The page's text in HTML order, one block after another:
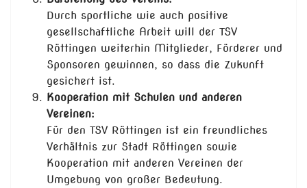
Durch sportliche wie auch positive
gesellschaftliche Arbeit will der TSV
Röttingen weiterhin Mitglieder, Förderer und
Sponsoren gewinnen, so dass die Zukunft
gesichert ist.
Kooperation mit Schulen und anderen
Vereinen:
Für den TSV Röttingen ist ein freundliches
Verhältnis zur Stadt Röttingen sowie
Kooperation mit anderen Vereinen der
Umgebung von großer Bedeutung.